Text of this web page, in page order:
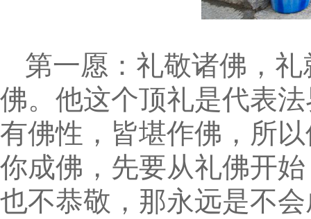
第一愿：礼敬诸佛，
佛。他这个顶礼是代表
有佛性，皆堪作佛，所
你成佛，先要从礼佛开
也不恭敬，那永远是不